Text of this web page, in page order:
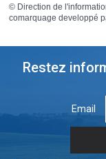
© Direction de
comarquage developpé
Restez
Email